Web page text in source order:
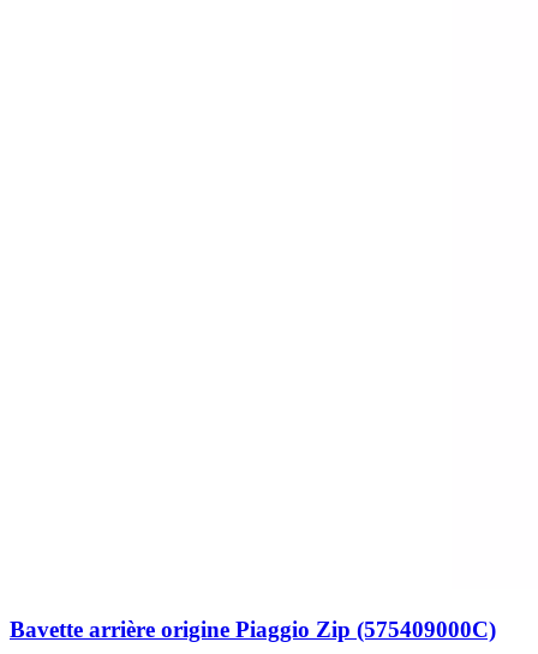
Bavette arrière origine Piaggio Zip (575409000C)